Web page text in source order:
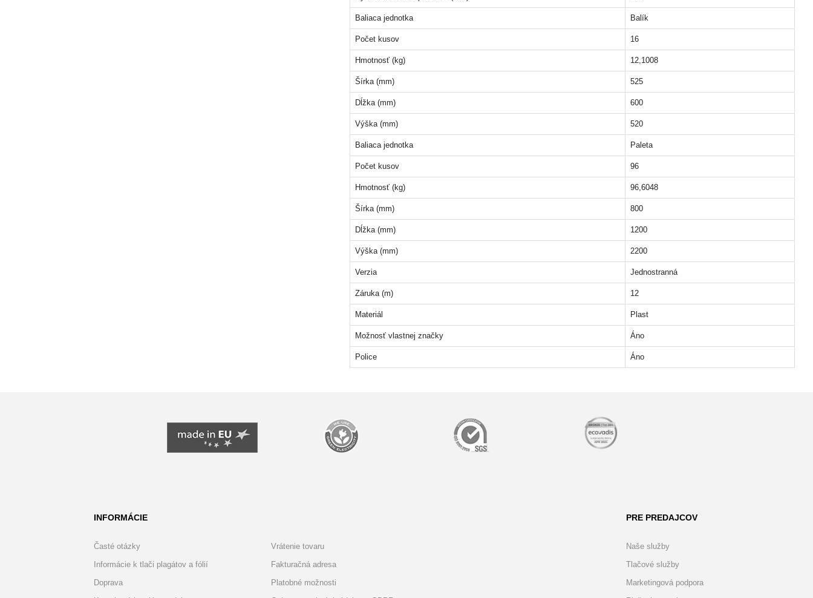
Baliaca jednotka Balík
Počet kusov 16
Hmotnosť (kg) 12,1008
Šírka (mm) 525
Dĺžka (mm) 600
Výška (mm) 520
Baliaca jednotka Paleta
Počet kusov 96
Hmotnosť (kg) 96,6048
Šírka (mm) 800
Dĺžka (mm) 1200
Výška (mm) 2200
Verzia Jednostranná
Záruka (m) 12
Materiál Plast
Možnosť vlastnej značky Áno
Police Áno
INFORMÁCIE PRE PREDAJCOV
Časté otázky
Informácie k tlači plagátov a fólií
Doprava
Vrátenie tovaru
Fakturačná adresa
Platobné možnosti
Naše služby
Tlačové služby
Marketingová podpora